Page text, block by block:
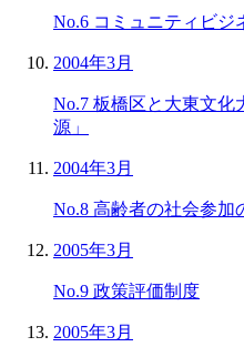
No.6 コミュニティビジ
2004年3月
No.7 板橋区と大東文化
源」
2004年3月
No.8 高齢者の社会参
2005年3月
No.9 政策評価制度
2005年3月